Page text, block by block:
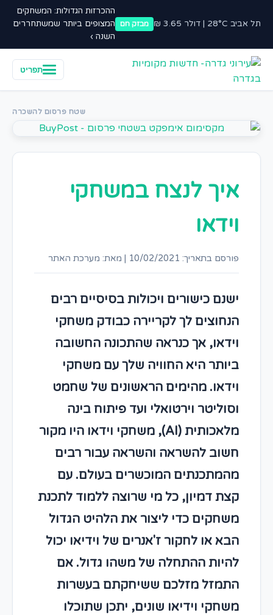
תל אביב 28°C | דולר 3.65 ₪ מבזק חם
ההכרזות הגדולות: המשחקים
המצופים ביותר שמשתחררים
השנה ›
תפריט
שטח פרסום להשכרה
איך לנצח במשחקי
וידאו
פורסם בתאריך: 10/02/2021 מאת: מערכת האתר
ישנם כישורים ויכולות בסיסיים רבים
הנחוצים לך לקריירה כבודק משחקי
וידאו, אך כנראה שהתכונה החשובה
ביותר היא החוויה שלך עם משחקי
וידאו. מהימים הראשונים של שחמט
וסוליטר וירטואלי ועד פיתוח בינה
מלאכותית (AI), משחקי וידאו היו מקור
חשוב להשראה והשראה עבור רבים
מהמתכנתים המוכשרים בעולם. עם
קצת דמיון, כל מי שרוצה ללמוד לתכנת
משחקים כדי ליצור את הלהיט הגדול
הבא או לחקור ז'אנרים של וידיאו יכול
להיות ההתחלה של משהו גדול. אם
התמזל מזלכם ששיחקתם בעשרות
משחקי וידיאו שונים, יתכן שתוכלו